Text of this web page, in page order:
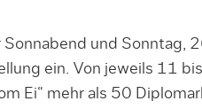
und Sonntag,
ein. Von jeweils 11
Ei“ mehr als 50